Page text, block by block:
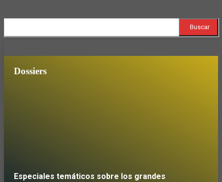
Buscar
Dossiers
Especiales temáticos sobre los grandes